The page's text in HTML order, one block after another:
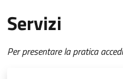
Servizi
Per presentare la pratica